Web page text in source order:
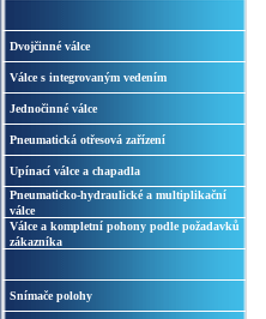
Dvojčinné válce
Válce s integrovaným vedením
Jednočinné válce
Pneumatická otřesová zařízení
Upínací válce a chapadla
Pneumaticko-hydraulické a multiplikační
válce
Válce a kompletní pohony podle požadavků
zákazníka
Snímače polohy